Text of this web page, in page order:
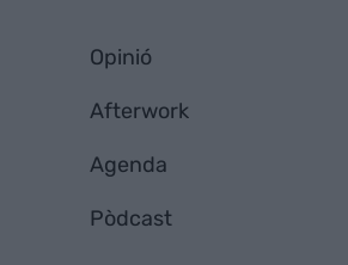
Opinió
Afterwork
Agenda
Pòdcast